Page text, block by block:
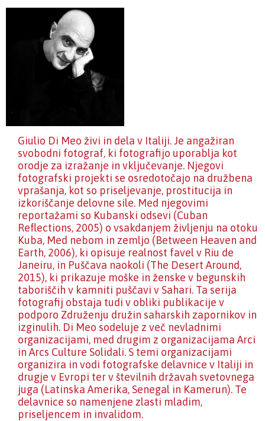
Giulio Di Meo živi in dela v Italiji. Je angažiran
svobodni fotograf, ki fotografijo uporablja kot
orodje za izražanje in vključevanje. Njegovi
fotografski projekti se osredotočajo na družbena
vprašanja, kot so priseljevanje, prostitucija in
izkoriščanje delovne sile. Med njegovimi
reportažami so Kubanski odsevi (Cuban
Reflections, 2005) o vsakdanjem življenju na otoku
Kuba, Med nebom in zemljo (Between Heaven and
Earth, 2006), ki opisuje realnost favel v Riu de
Janeiru, in Puščava naokoli (The Desert Around,
2015), ki prikazuje moške in ženske v begunskih
taboriščih v kamniti puščavi v Sahari. Ta serija
fotografij obstaja tudi v obliki publikacije v
podporo Združenju družin saharskih zapornikov in
izginulih. Di Meo sodeluje z več nevladnimi
organizacijami, med drugim z organizacijama Arci
in Arcs Culture Solidali. S temi organizacijami
organizira in vodi fotografske delavnice v Italiji in
drugje v Evropi ter v številnih državah svetovnega
juga (Latinska Amerika, Senegal in Kamerun). Te
delavnice so namenjene zlasti mladim,
priseljencem in invalidom.